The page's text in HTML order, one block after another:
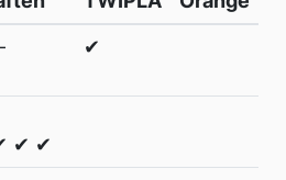
✔
✔ ✔